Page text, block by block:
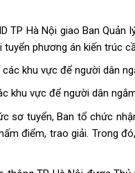
TP Hà Nội giao Ban
phương án kiến trúc
khu vực để người dân
sơ tuyển, Ban tổ chức
điểm, trao giải. Trong